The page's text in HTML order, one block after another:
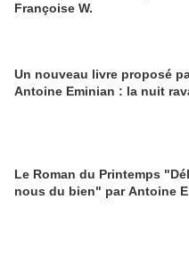
Françoise W.
Un nouveau livre proposé
Antoine Eminian : la nuit
Le Roman du Printemps
nous du bien" par Antoine